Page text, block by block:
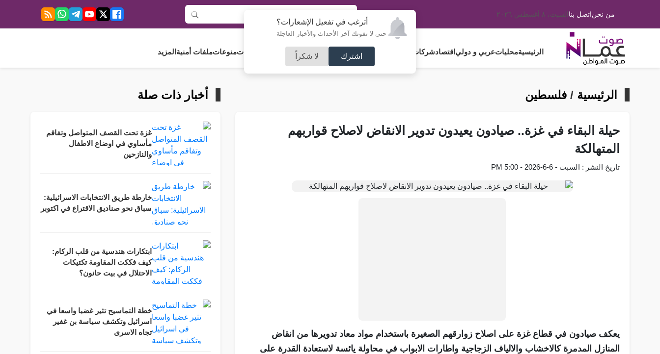
أترغب في تفعيل الإشعارات؟
حتى لا تفوتك آخر الأحداث والأخبار العاجلة
اشترك لا شكراً
من نحناتصل بناالسبت، ٨ أغسطس ٢٠٢٦
الرئيسيةمحلياتعربي و دولي اقتصادشركات و استثمار فلسطين مجلس الأمةرياضة آراء و مقالات جامعاتمنوعاتملفات أمنية المزيد
الرئيسية /فلسطين
حيلة البقاء في غزة.. صيادون يعيدون تدوير الانقاض لاصلاح قواربهم
المتهالكة
تاريخ النشر : السبت - 6-6-2026 - 5:00 PM
يعكف صيادون في قطاع غزة على اصلاح زوارقهم الصغيرة باستخدام مواد معاد تدويرها من انقاض
المنازل المدمرة كالاخشاب والالياف الزجاجية واطارات الابواب في محاولة يائسة لاستعادة القدرة على
أخبار ذات صلة
غزة تحت القصف المتواصل وتفاقم
مأساوي في اوضاع الاطفال
والنازحين
خارطة طريق الانتخابات الاسرائيلية:
سباق نحو صناديق الاقتراع في اكتوبر
ابتكارات هندسية من قلب الركام:
كيف فككت المقاومة تكتيكات
الاحتلال في بيت حانون؟
خطة التماسيح تثير غضبا واسعا في
اسرائيل وتكشف سياسة بن غفير
تجاه الاسرى